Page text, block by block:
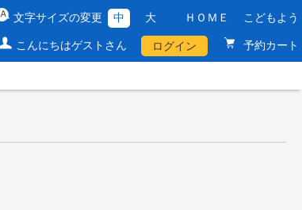
文字サイズの変更 中 大 ＨＯＭＥ こどもよう
こんにちはゲストさん ログイン 予約カート